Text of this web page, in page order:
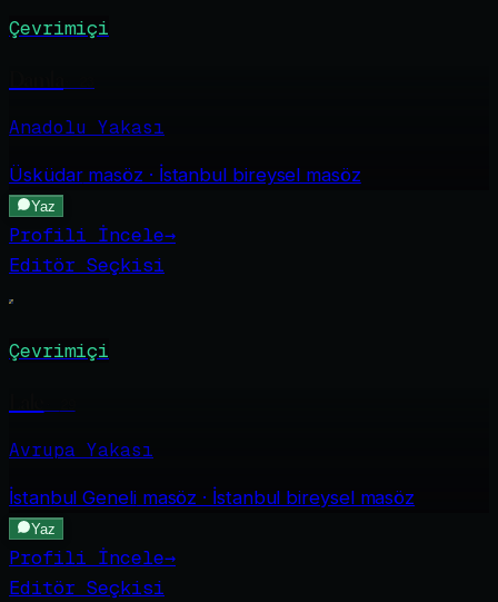
Çevrimiçi
Anadolu Yakası
Üsküdarmasöz · İstanbul bireysel masöz
Yaz
Profili İncele→
Editör Seçkisi
Çevrimiçi
Avrupa Yakası
İstanbul Genelimasöz · İstanbul bireysel masöz
Yaz
Profili İncele→
Editör Seçkisi